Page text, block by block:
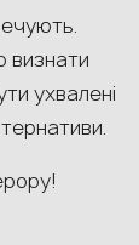
визнати
ухвалені